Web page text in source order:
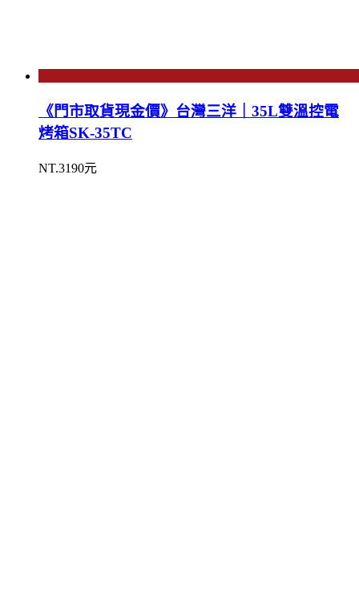
《門市取貨現金價》台灣三洋｜35L雙溫控電
烤箱SK-35TC
NT.3190元